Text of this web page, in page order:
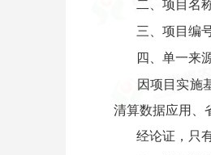
二、项目名
三、项目编
四、单一来
因项目实施
清算数据应用、
经论证，只